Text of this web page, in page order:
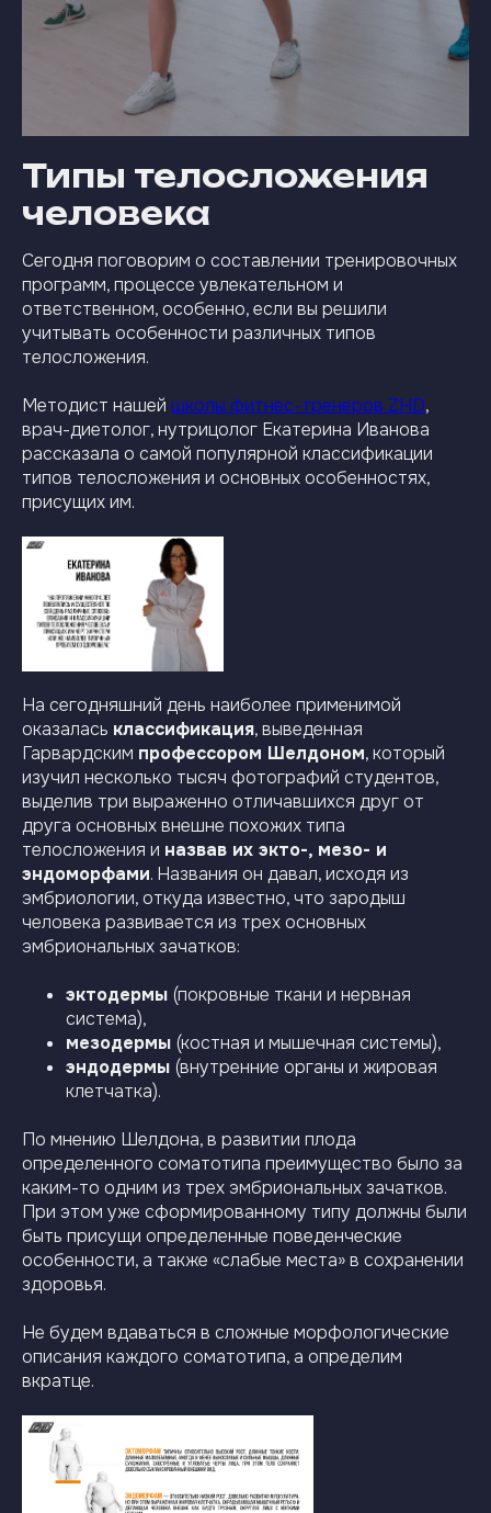
Типы телосложения
человека
Сегодня поговорим о составлении тренировочных
программ, процессе увлекательном и
ответственном, особенно, если вы решили
учитывать особенности различных типов
телосложения.
Методист нашей школы фитнес-тренеров ZHD,
врач-диетолог, нутрицолог Екатерина Иванова
рассказала о самой популярной классификации
типов телосложения и основных особенностях,
присущих им.
На сегодняшний день наиболее применимой
оказалась классификация, выведенная
Гарвардским профессором Шелдоном, который
изучил несколько тысяч фотографий студентов,
выделив три выраженно отличавшихся друг от
друга основных внешне похожих типа
телосложения и назвав их экто-, мезо- и
эндоморфами. Названия он давал, исходя из
эмбриологии, откуда известно, что зародыш
человека развивается из трех основных
эмбриональных зачатков:
эктодермы (покровные ткани и нервная
система),
мезодермы (костная и мышечная системы),
эндодермы (внутренние органы и жировая
клетчатка).
По мнению Шелдона, в развитии плода
определенного соматотипа преимущество было за
каким-то одним из трех эмбриональных зачатков.
При этом уже сформированному типу должны были
быть присущи определенные поведенческие
особенности, а также «слабые места» в сохранении
здоровья.
Не будем вдаваться в сложные морфологические
описания каждого соматотипа, а определим
вкратце.